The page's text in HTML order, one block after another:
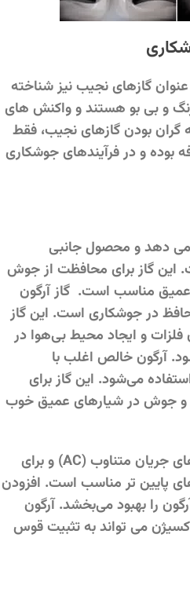
گازهای نجیب نیز شناخته
و بی بو هستند و واکنش های
گران بودن گازهای نجیب، فقط
بوده و در فرآیندهای جوشکاری
می دهد و محصول جانبی
این گاز برای محافظت از جوش
مناسب است. گاز آرگون
در جوشکاری است. این گاز
فلزات و ایجاد محیط بی‌هوا در
آرگون خالص اغلب با
می‌شود. این گاز برای
جوش در شیارهای عمیق خوب
گاز محافظ آرگون برای کاربردهای جریان متناوب (AC) و برای
پایین تر مناسب است. افزودن
را بهبود می‌بخشد. آرگون
می تواند به تثبیت قوس